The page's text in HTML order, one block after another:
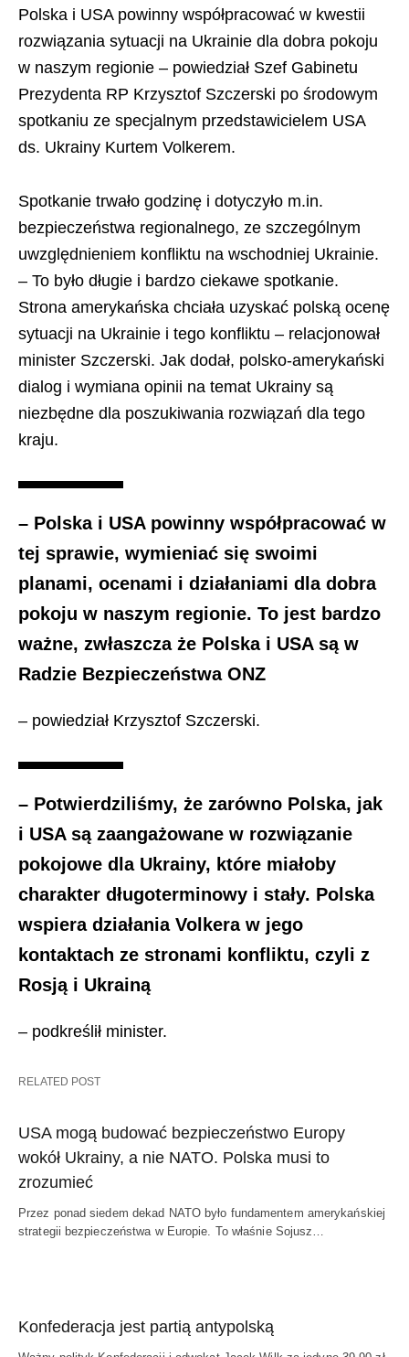
Polska i USA powinny współpracować w kwestii
rozwiązania sytuacji na Ukrainie dla dobra pokoju
w naszym regionie – powiedział Szef Gabinetu
Prezydenta RP Krzysztof Szczerski po środowym
spotkaniu ze specjalnym przedstawicielem USA
ds. Ukrainy Kurtem Volkerem.
Spotkanie trwało godzinę i dotyczyło m.in.
bezpieczeństwa regionalnego, ze szczególnym
uwzględnieniem konfliktu na wschodniej Ukrainie.
– To było długie i bardzo ciekawe spotkanie.
Strona amerykańska chciała uzyskać polską ocenę
sytuacji na Ukrainie i tego konfliktu – relacjonował
minister Szczerski. Jak dodał, polsko-amerykański
dialog i wymiana opinii na temat Ukrainy są
niezbędne dla poszukiwania rozwiązań dla tego
kraju.
– Polska i USA powinny współpracować w
tej sprawie, wymieniać się swoimi
planami, ocenami i działaniami dla dobra
pokoju w naszym regionie. To jest bardzo
ważne, zwłaszcza że Polska i USA są w
Radzie Bezpieczeństwa ONZ
– powiedział Krzysztof Szczerski.
– Potwierdziliśmy, że zarówno Polska, jak
i USA są zaangażowane w rozwiązanie
pokojowe dla Ukrainy, które miałoby
charakter długoterminowy i stały. Polska
wspiera działania Volkera w jego
kontaktach ze stronami konfliktu, czyli z
Rosją i Ukrainą
– podkreślił minister.
RELATED POST
USA mogą budować bezpieczeństwo Europy
wokół Ukrainy, a nie NATO. Polska musi to
zrozumieć
Przez ponad siedem dekad NATO było fundamentem amerykańskiej
strategii bezpieczeństwa w Europie. To właśnie Sojusz…
Konfederacja jest partią antypolską